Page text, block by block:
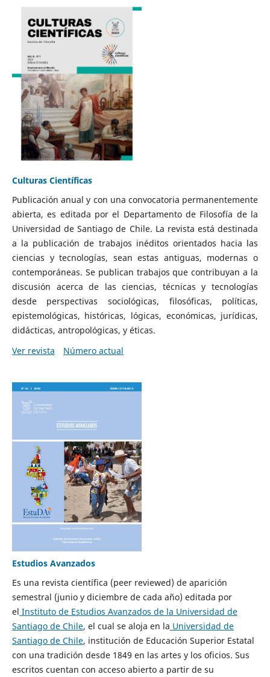
Culturas Científicas
Publicación anual y con una convocatoria permanentemente
abierta, es editada por el Departamento de Filosofía de la
Universidad de Santiago de Chile. La revista está destinada
a la publicación de trabajos inéditos orientados hacia las
ciencias y tecnologías, sean estas antiguas, modernas o
contemporáneas. Se publican trabajos que contribuyan a la
discusión acerca de las ciencias, técnicas y tecnologías
desde perspectivas sociológicas, filosóficas, políticas,
epistemológicas, históricas, lógicas, económicas, jurídicas,
didácticas, antropológicas, y éticas.
Ver revista
Número actual
Estudios Avanzados
Es una revista científica (peer reviewed) de aparición
semestral (junio y diciembre de cada año) editada por
el Instituto de Estudios Avanzados de la Universidad de
Santiago de Chile, el cual se aloja en la Universidad de
Santiago de Chile, institución de Educación Superior Estatal
con una tradición desde 1849 en las artes y los oficios. Sus
escritos cuentan con acceso abierto a partir de su